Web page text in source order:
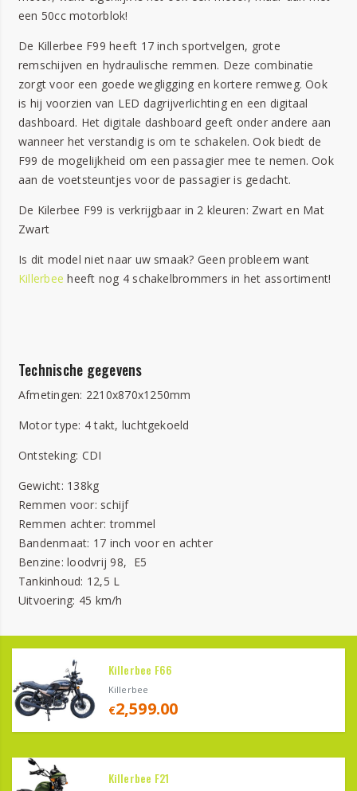
een 50cc motorblok!
De Killerbee F99 heeft 17 inch sportvelgen, grote
remschijven en hydraulische remmen. Deze combinatie
zorgt voor een goede wegligging en kortere remweg. Ook
is hij voorzien van LED dagrijverlichting en een digitaal
dashboard. Het digitale dashboard geeft onder andere aan
wanneer het verstandig is om te schakelen. Ook biedt de
F99 de mogelijkheid om een passagier mee te nemen. Ook
aan de voetsteuntjes voor de passagier is gedacht.
De Kilerbee F99 is verkrijgbaar in 2 kleuren: Zwart en Mat
Zwart
Is dit model niet naar uw smaak? Geen probleem want
Killerbee heeft nog 4 schakelbrommers in het assortiment!
Technische gegevens
Afmetingen: 2210x870x1250mm
Motor type: 4 takt, luchtgekoeld
Ontsteking: CDI
Gewicht: 138kg
Remmen voor: schijf
Remmen achter: trommel
Bandenmaat: 17 inch voor en achter
Benzine: loodvrij 98, E5
Tankinhoud: 12,5 L
Uitvoering: 45 km/h
Killerbee F66
Killerbee
€2,599.00
Killerbee F21